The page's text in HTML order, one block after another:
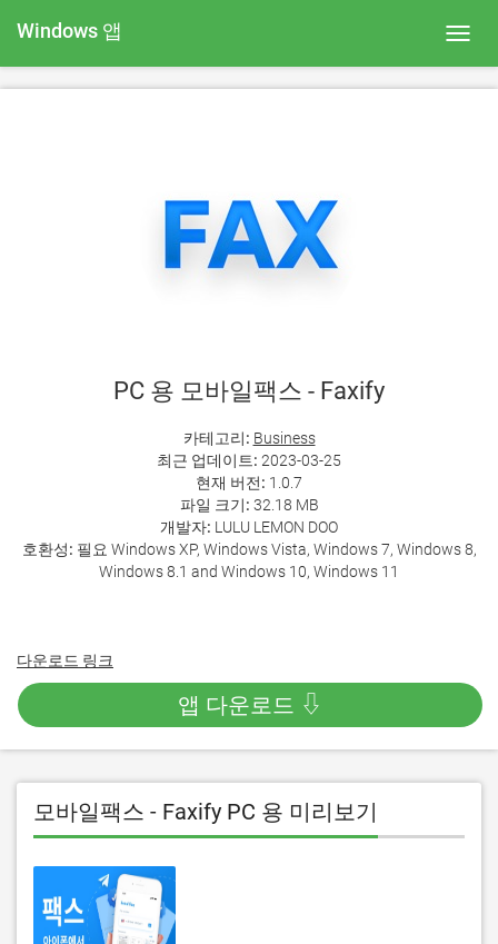
Windows 앱
PC 용 모바일팩스 - Faxify
카테고리: Business
최근 업데이트: 2023-03-25
현재 버전: 1.0.7
파일 크기: 32.18 MB
개발자: LULU LEMON DOO
호환성: 필요 Windows XP, Windows Vista, Windows 7, Windows 8,
Windows 8.1 and Windows 10, Windows 11
다운로드 링크
앱 다운로드 ⇩
모바일팩스 - Faxify PC 용 미리보기